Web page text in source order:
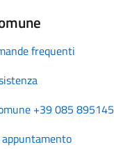
frequenti
+39 085 895145